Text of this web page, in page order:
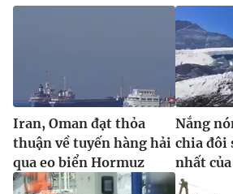
Nguyễn Trọng Ninh
024.38 355 931 - 024.38
024.66 897 897
Email: toasoan@vtv.vn
Liên hệ quảng cáo:024-7300.7108
Iran, Oman đạt thỏa
thuận về tuyến hàng hải
qua eo biển Hormuz
Nắng
chia đôi
nhất